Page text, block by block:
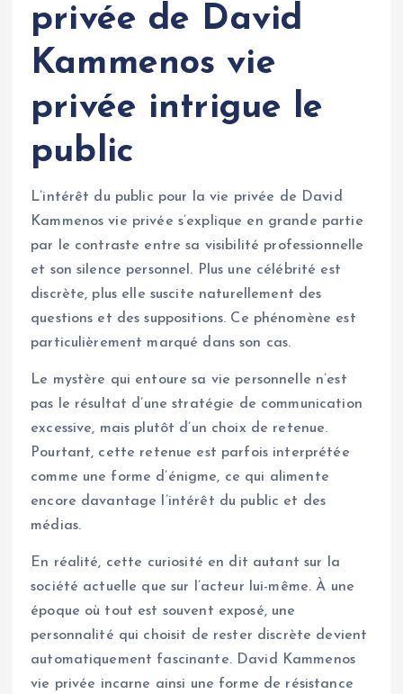
privée de David
Kammenos vie
privée intrigue le
public
L’intérêt du public pour la vie privée de David
Kammenos vie privée s’explique en grande partie
par le contraste entre sa visibilité professionnelle
et son silence personnel. Plus une célébrité est
discrète, plus elle suscite naturellement des
questions et des suppositions. Ce phénomène est
particulièrement marqué dans son cas.
Le mystère qui entoure sa vie personnelle n’est
pas le résultat d’une stratégie de communication
excessive, mais plutôt d’un choix de retenue.
Pourtant, cette retenue est parfois interprétée
comme une forme d’énigme, ce qui alimente
encore davantage l’intérêt du public et des
médias.
En réalité, cette curiosité en dit autant sur la
société actuelle que sur l’acteur lui-même. À une
époque où tout est souvent exposé, une
personnalité qui choisit de rester discrète devient
automatiquement fascinante. David Kammenos
vie privée incarne ainsi une forme de résistance